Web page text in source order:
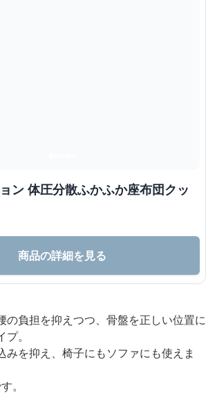
ン 体圧分散ふかふか座布団クッ
商品の詳細を見る
の負担を抑えつつ、骨盤を正しい位置に
。
みを抑え、椅子にもソファにも使えま
。